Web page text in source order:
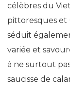
célèbres du
pittoresques et
séduit
variée et
à ne surtout
saucisse de